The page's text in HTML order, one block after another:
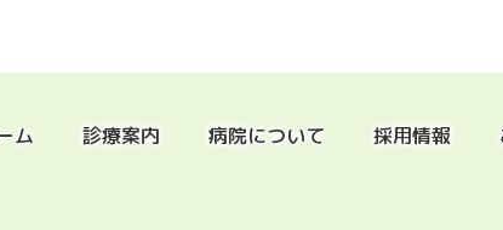
ム 診療案内 病院について 採用情報